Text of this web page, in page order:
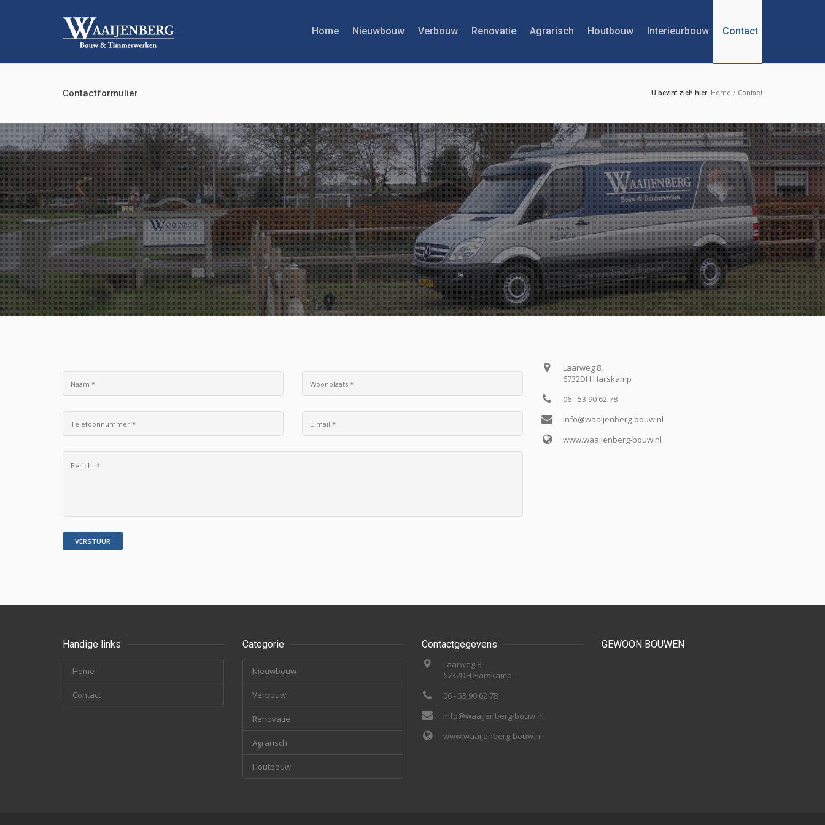
Home Nieuwbouw Verbouw Renovatie Agrarisch Houtbouw Interieurbouw Contact
Contactformulier U bevint zich hier: Home / Contact
Laarweg 8,
6732DH Harskamp
06 - 53 90 62 78
info@waaijenberg-bouw.nl
www.waaijenberg-bouw.nl
Handige links
Home
Contact
Categorie
Nieuwbouw
Verbouw
Renovatie
Agrarisch
Houtbouw
Contactgegevens
Laarweg 8,
6732DH Harskamp
06 - 53 90 62 78
info@waaijenberg-bouw.nl
www.waaijenberg-bouw.nl
GEWOON BOUWEN